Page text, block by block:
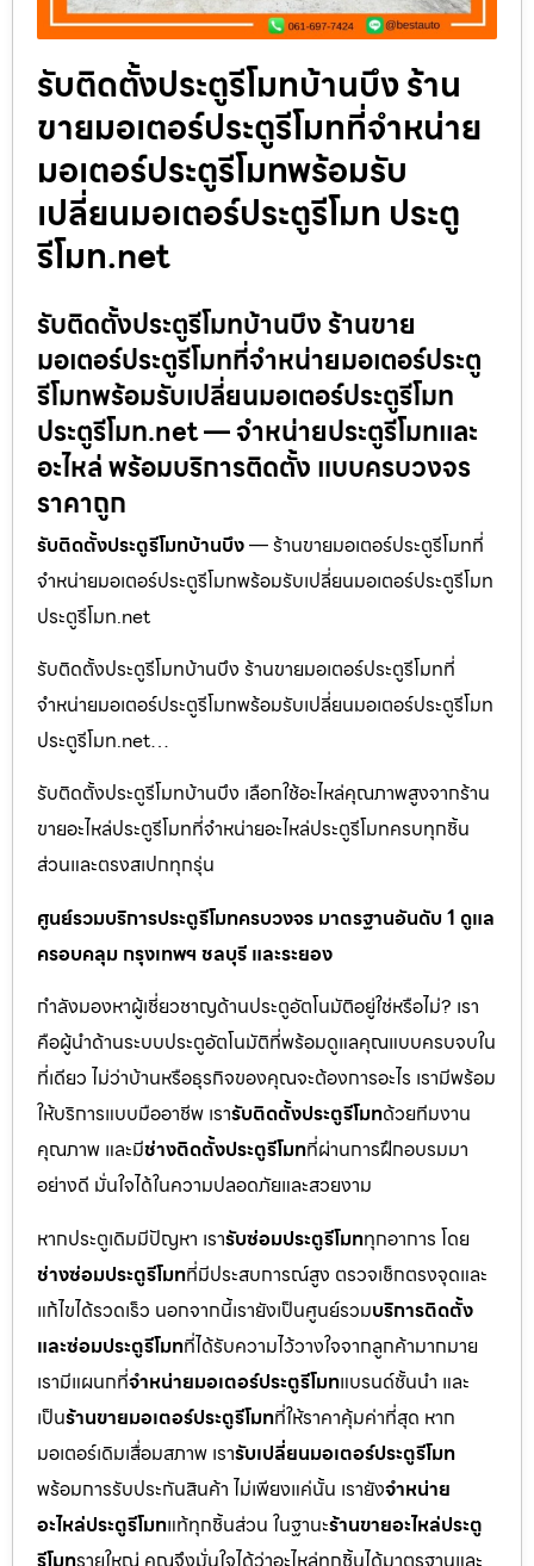
รับติดตั้งประตูรีโมทบ้านบึง ร้าน
ขายมอเตอร์ประตูรีโมทที่จำหน่าย
มอเตอร์ประตูรีโมทพร้อมรับ
เปลี่ยนมอเตอร์ประตูรีโมท ประตู
รีโมท.net
รับติดตั้งประตูรีโมทบ้านบึง ร้านขาย
มอเตอร์ประตูรีโมทที่จำหน่ายมอเตอร์ประตู
รีโมทพร้อมรับเปลี่ยนมอเตอร์ประตูรีโมท
ประตูรีโมท.net — จำหน่ายประตูรีโมทและ
อะไหล่ พร้อมบริการติดตั้ง แบบครบวงจร
ราคาถูก
รับติดตั้งประตูรีโมทบ้านบึง— ร้านขายมอเตอร์ประตูรีโมทที่
จำหน่ายมอเตอร์ประตูรีโมทพร้อมรับเปลี่ยนมอเตอร์ประตูรีโมท
ประตูรีโมท.net
รับติดตั้งประตูรีโมทบ้านบึง ร้านขายมอเตอร์ประตูรีโมทที่
จำหน่ายมอเตอร์ประตูรีโมทพร้อมรับเปลี่ยนมอเตอร์ประตูรีโมท
ประตูรีโมท.net…
รับติดตั้งประตูรีโมทบ้านบึง เลือกใช้อะไหล่คุณภาพสูงจากร้าน
ขายอะไหล่ประตูรีโมทที่จำหน่ายอะไหล่ประตูรีโมทครบทุกชิ้น
ส่วนและตรงสเปกทุกรุ่น
ศูนย์รวมบริการประตูรีโมทครบวงจร มาตรฐานอันดับ 1 ดูแล
ครอบคลุม กรุงเทพฯ ชลบุรี และระยอง
กำลังมองหาผู้เชี่ยวชาญด้านประตูอัตโนมัติอยู่ใช่หรือไม่? เรา
คือผู้นำด้านระบบประตูอัตโนมัติที่พร้อมดูแลคุณแบบครบจบใน
ที่เดียว ไม่ว่าบ้านหรือธุรกิจของคุณจะต้องการอะไร เรามีพร้อม
ให้บริการแบบมืออาชีพ เรารับติดตั้งประตูรีโมทด้วยทีมงาน
คุณภาพ และมีช่างติดตั้งประตูรีโมทที่ผ่านการฝึกอบรมมา
อย่างดี มั่นใจได้ในความปลอดภัยและสวยงาม
หากประตูเดิมมีปัญหา เรารับซ่อมประตูรีโมททุกอาการ โดย
ช่างซ่อมประตูรีโมทที่มีประสบการณ์สูง ตรวจเช็กตรงจุดและ
แก้ไขได้รวดเร็ว นอกจากนี้เรายังเป็นศูนย์รวมบริการติดตั้ง
และซ่อมประตูรีโมทที่ได้รับความไว้วางใจจากลูกค้ามากมาย
เรามีแผนกที่จำหน่ายมอเตอร์ประตูรีโมทแบรนด์ชั้นนำ และ
เป็นร้านขายมอเตอร์ประตูรีโมทที่ให้ราคาคุ้มค่าที่สุด หาก
มอเตอร์เดิมเสื่อมสภาพ เรารับเปลี่ยนมอเตอร์ประตูรีโมท
พร้อมการรับประกันสินค้า ไม่เพียงแค่นั้น เรายังจำหน่าย
อะไหล่ประตูรีโมทแท้ทุกชิ้นส่วน ในฐานะร้านขายอะไหล่ประตู